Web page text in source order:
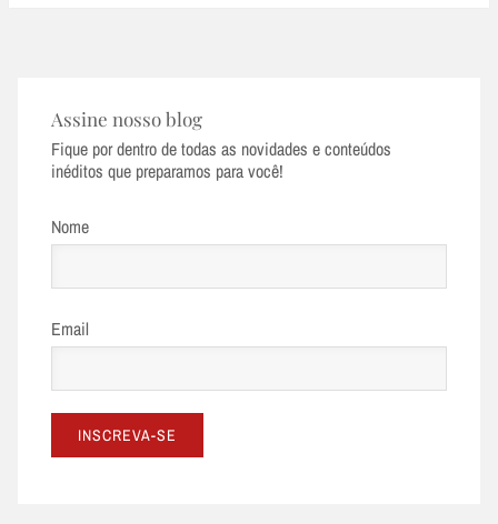
Assine nosso blog
Fique por dentro de todas as novidades e conteúdos
inéditos que preparamos para você!
Nome
Email